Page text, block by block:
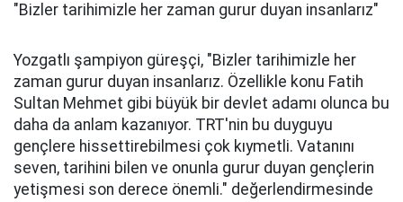
"Bizler tarihimizle her zaman gurur duyan insanlarız"
Yozgatlı şampiyon güreşçi, "Bizler tarihimizle her
zaman gurur duyan insanlarız. Özellikle konu Fatih
Sultan Mehmet gibi büyük bir devlet adamı olunca bu
daha da anlam kazanıyor. TRT'nin bu duyguyu
gençlere hissettirebilmesi çok kıymetli. Vatanını
seven, tarihini bilen ve onunla gurur duyan gençlerin
yetişmesi son derece önemli." değerlendirmesinde